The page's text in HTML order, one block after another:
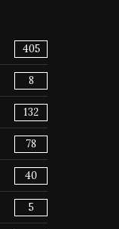
405
8
132
78
40
5